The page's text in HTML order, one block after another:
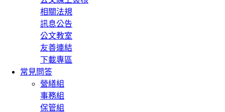
相關法規
訊息公告
公文教室
友善連結
下載專區
常見問答
營繕組
事務組
保管組